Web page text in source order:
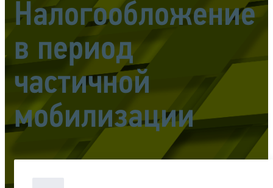
Налогообложение
в период
частичной
мобилизации